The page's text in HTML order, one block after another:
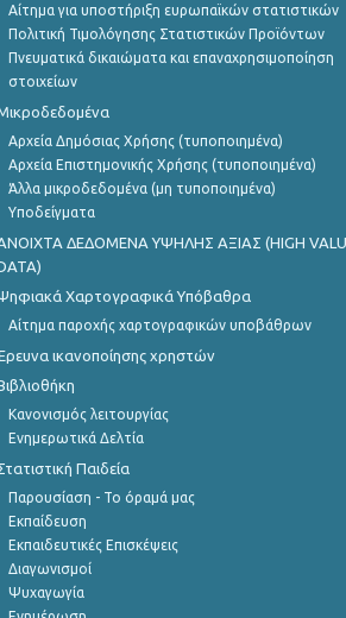
Αίτημα για υποστήριξη ευρωπαϊκών στατιστικών
Πολιτική Τιμολόγησης Στατιστικών Προϊόντων
Πνευματικά δικαιώματα και επαναχρησιμοποίηση
στοιχείων
Αρχεία Δημόσιας Χρήσης (τυποποιημένα)
Αρχεία Επιστημονικής Χρήσης (τυποποιημένα)
Άλλα μικροδεδομένα (μη τυποποιημένα)
Υποδείγματα
ΔΕΔΟΜΕΝΑ ΥΨΗΛΗΣ ΑΞΙΑΣ (HIGH
Χαρτογραφικά Υπόβαθρα
Αίτημα παροχής χαρτογραφικών υποβάθρων
ικανοποίησης χρηστών
Κανονισμός λειτουργίας
Ενημερωτικά Δελτία
Παιδεία
Παρουσίαση - Το όραμά μας
Εκπαίδευση
Εκπαιδευτικές Επισκέψεις
Διαγωνισμοί
Ψυχαγωγία